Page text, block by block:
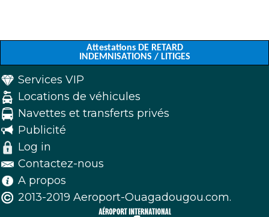
Attestations DE RETARD
INDEMNISATIONS / LITIGES
Services VIP
Locations de véhicules
Navettes et transferts privés
Publicité
Log in
Contactez-nous
A propos
2013-2019 Aeroport-Ouagadougou.com.